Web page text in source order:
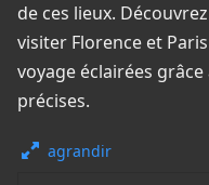
de ces lieux.
visiter Florence et
voyage éclairées
précises.
agrandir